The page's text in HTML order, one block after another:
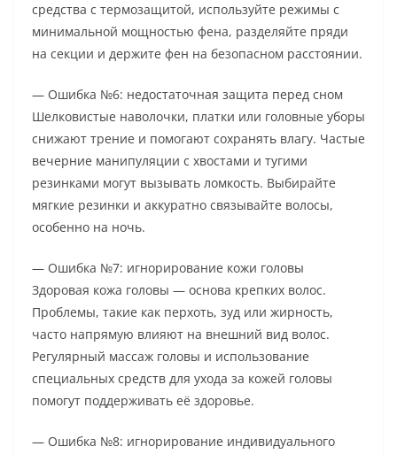
средства с термозащитой, используйте режимы с
минимальной мощностью фена, разделяйте пряди
на секции и держите фен на безопасном расстоянии.
— Ошибка №6: недостаточная защита перед сном
Шелковистые наволочки, платки или головные уборы
снижают трение и помогают сохранять влагу. Частые
вечерние манипуляции с хвостами и тугими
резинками могут вызывать ломкость. Выбирайте
мягкие резинки и аккуратно связывайте волосы,
особенно на ночь.
— Ошибка №7: игнорирование кожи головы
Здоровая кожа головы — основа крепких волос.
Проблемы, такие как перхоть, зуд или жирность,
часто напрямую влияют на внешний вид волос.
Регулярный массаж головы и использование
специальных средств для ухода за кожей головы
помогут поддерживать её здоровье.
— Ошибка №8: игнорирование индивидуального